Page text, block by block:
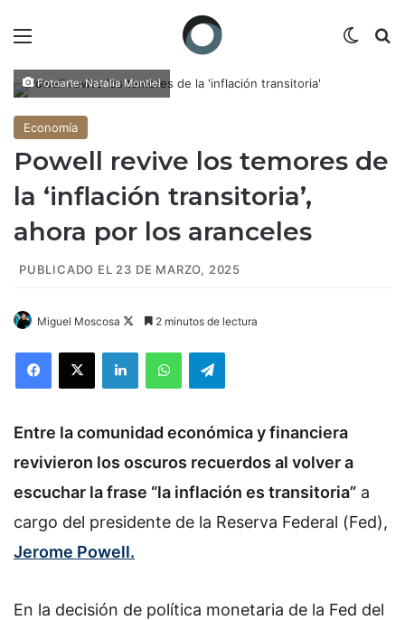
Fotoarte: Natalia Montiel
Economía
Powell revive los temores de
la ‘inflación transitoria’,
ahora por los aranceles
PUBLICADO EL 23 DE MARZO, 2025
Miguel Moscosa
l
w
n
X
2 minutos de lectura
Entre la comunidad económica y financiera
revivieron los oscuros recuerdos al volver a
escuchar la frase “la inflación es transitoria” a
cargo del presidente de la Reserva Federal (Fed),
Jerome Powell.
En la decisión de política monetaria de la Fed del